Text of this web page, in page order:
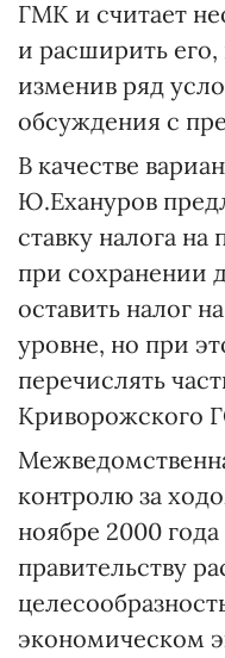
ГМК и считает
и расширить
изменив ряд
обсуждения с
В качестве
Ю.Ехануров
ставку налога на
при сохранении
оставить налог
уровне, но при
перечислять
Криворожского
контролю за
ноябре 2000
правительству
экономическом